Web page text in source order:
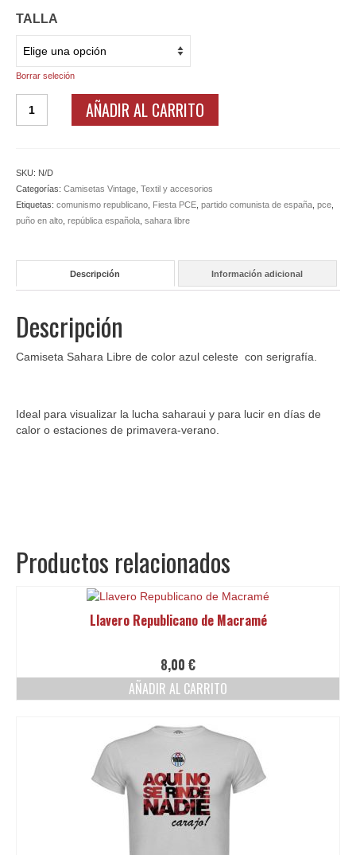
TALLA
Borrar seleción
Sahara
AÑADIR AL CARRITO
SKU: N/D
Categorías: Camisetas Vintage Textil y accesorios
Etiquetas: comunismo republicano Fiesta PCE partido comunista de españa pce
puño en alto república española sahara libre
Descripción Información adicional
Descripción
Camiseta Sahara Libre de color azul celeste con serigrafía.
Ideal para visualizar la lucha saharaui y para lucir en días de
calor o estaciones de primavera-verano.
Productos relacionados
Llavero Republicano de Macramé
8,00 €
AÑADIR AL CARRITO